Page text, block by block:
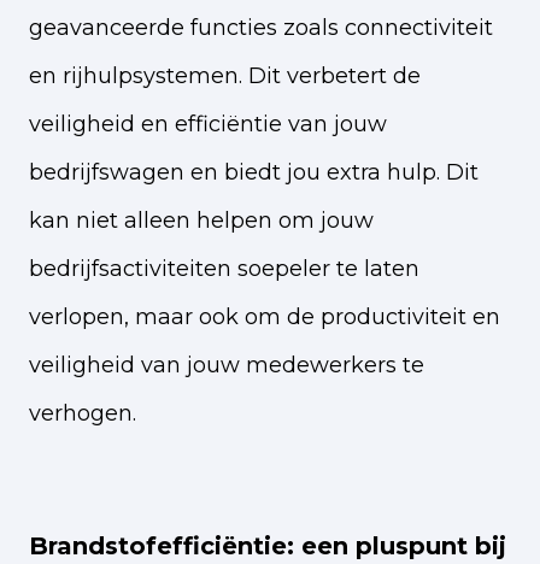
geavanceerde functies zoals connectiviteit
en rijhulpsystemen. Dit verbetert de
veiligheid en efficiëntie van jouw
bedrijfswagen en biedt jou extra hulp. Dit
kan niet alleen helpen om jouw
bedrijfsactiviteiten soepeler te laten
verlopen, maar ook om de productiviteit en
veiligheid van jouw medewerkers te
verhogen.
Brandstofefficiëntie: een pluspunt bij